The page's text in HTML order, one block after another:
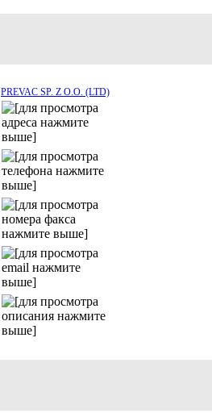
PREVAC SP. Z O.O. (LTD)